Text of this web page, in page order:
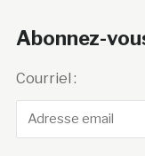
Abonnez-
Courriel :